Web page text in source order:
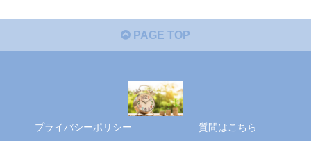
PAGE TOP
プライバシーポリシー
質問はこちら